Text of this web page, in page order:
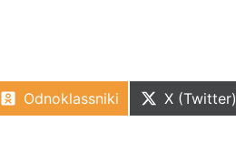
Odnoklassniki X (Twitter)